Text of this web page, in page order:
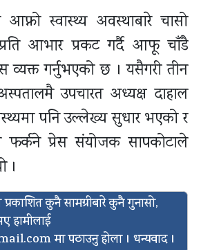
स्वास्थ्य अवस्थाबारे चासो
आभार प्रकट गर्दै आफू चाँडै
व्यक्त गर्नुभएको छ । यसैगरी तीन
उपचारत अध्यक्ष दाहाल
पनि उल्लेख्य सुधार भएको र
फर्कने प्रेस संयोजक सापकोटाले
।
कुनै सामग्रीबारे कुनै गुनासो,
हामीलाई
मा पठाउनु होला । धन्यवाद ।